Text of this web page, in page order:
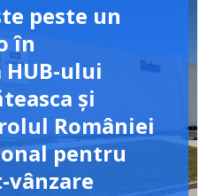
peste un
în
ului
și
României
pentru
vânzare